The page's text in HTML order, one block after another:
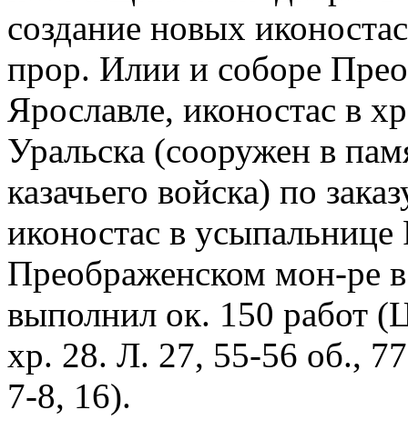
создание новых
прор. Илии и соборе
Ярославле, иконостас в
Уральска (сооружен в
казачьего войска) по
иконостас в
Преображенском мон-ре
выполнил ок. 150
хр. 28. Л. 27, 55-56 об.,
7-8, 16).